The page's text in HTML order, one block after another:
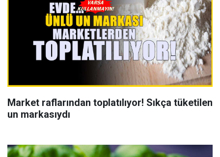
Market raflarından toplatılıyor! Sıkça tüketilen
un markasıydı